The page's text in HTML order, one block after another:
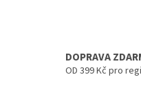
DOPRAVA
OD 399 Kč pro